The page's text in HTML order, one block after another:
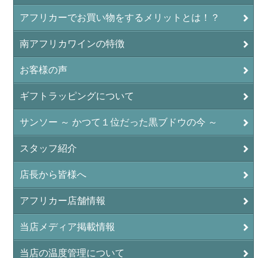
アフリカーでお買い物をするメリットとは！？
南アフリカワインの特徴
お客様の声
ギフトラッピングについて
サンソー ～ かつて１位だった黒ブドウの今 ～
スタッフ紹介
店長から皆様へ
アフリカー店舗情報
当店メディア掲載情報
当店の温度管理について